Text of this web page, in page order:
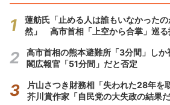
蓮舫氏「止める人は誰もいなかった
然」 高市首相「上空から合掌」巡る
高市首相の熊本避難所「3分間」し
閣広報官「51分間」だと否定
片山さつき財務相「失われた28年
芥川賞作家「自民党の大失政の結果だ